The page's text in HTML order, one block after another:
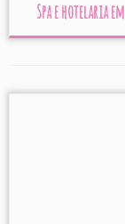
Spa e hotelaria